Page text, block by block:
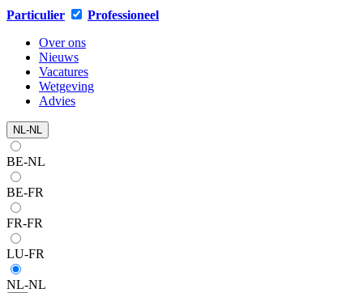
Particulier
Professioneel
Over ons
Nieuws
Vacatures
Wetgeving
Advies
NL-NL
BE-NL
BE-FR
FR-FR
LU-FR
NL-NL